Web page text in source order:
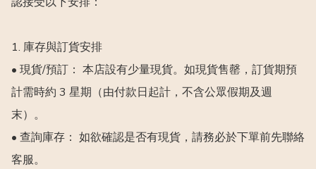
1. 庫存與訂貨安排
• 現貨/預訂： 本店設有少量現貨。如現貨售罄，訂貨期預
計需時約 3 星期（由付款日起計，不含公眾假期及週
末）。
• 查詢庫存： 如欲確認是否有現貨，請務必於下單前先聯絡
客服。